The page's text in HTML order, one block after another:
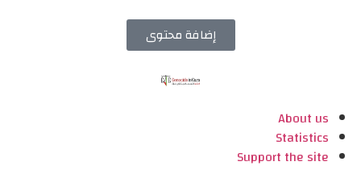
إضافة محتوى
About us
Statistics
Support the site